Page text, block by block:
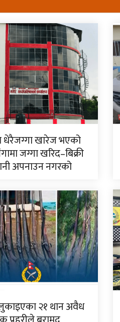
धेरैजग्गा खारेज भएको
जग्गा खरिद–बिक्री
अपनाउन नगरको
लुकाइएका २१ थान अवैध